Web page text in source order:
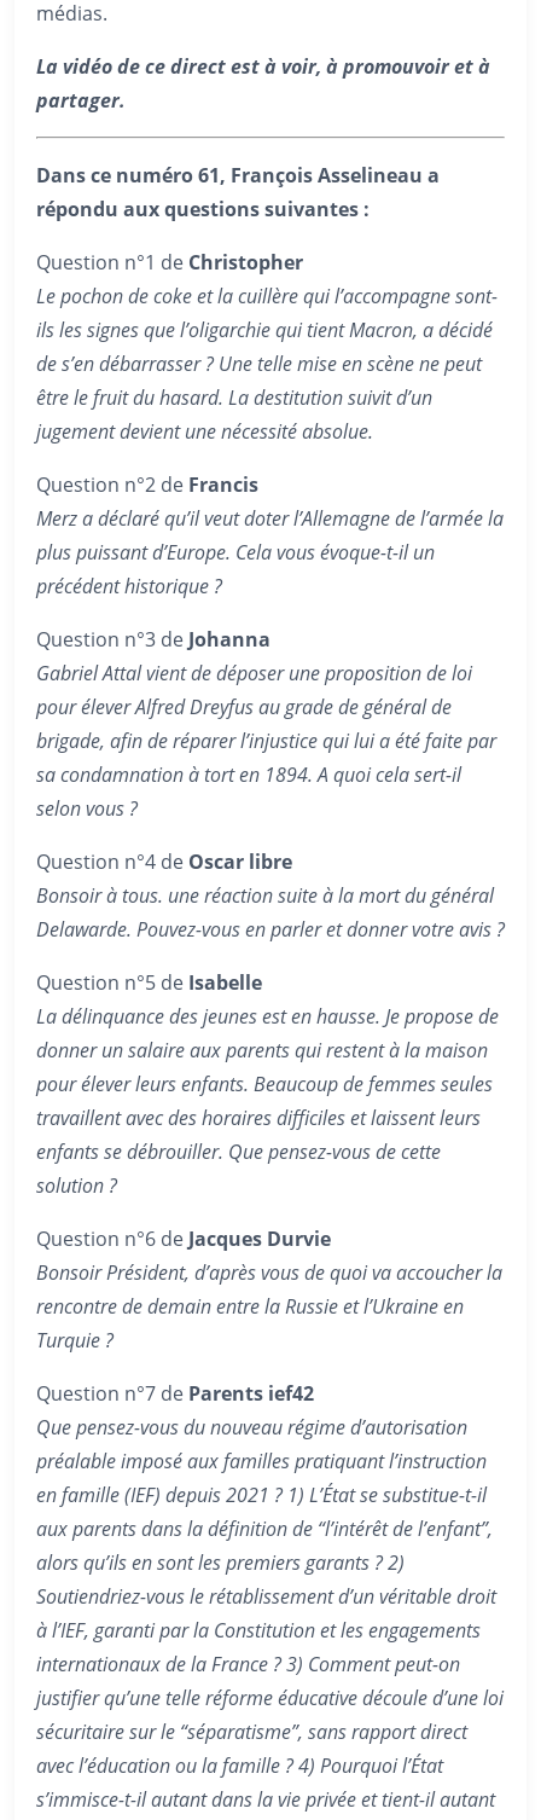
médias.
La vidéo de ce direct est à voir, à promouvoir et à
partager.
Dans ce numéro 61, François Asselineau a
répondu aux questions suivantes :
Question n°1 de Christopher
Le pochon de coke et la cuillère qui l’accompagne sont-
ils les signes que l’oligarchie qui tient Macron, a décidé
de s’en débarrasser ? Une telle mise en scène ne peut
être le fruit du hasard. La destitution suivit d’un
jugement devient une nécessité absolue.
Question n°2 de Francis
Merz a déclaré qu’il veut doter l’Allemagne de l’armée la
plus puissant d’Europe. Cela vous évoque-t-il un
précédent historique ?
Question n°3 de Johanna
Gabriel Attal vient de déposer une proposition de loi
pour élever Alfred Dreyfus au grade de général de
brigade, afin de réparer l’injustice qui lui a été faite par
sa condamnation à tort en 1894. A quoi cela sert-il
selon vous ?
Question n°4 de Oscar libre
Bonsoir à tous. une réaction suite à la mort du général
Delawarde. Pouvez-vous en parler et donner votre avis ?
Question n°5 de Isabelle
La délinquance des jeunes est en hausse. Je propose de
donner un salaire aux parents qui restent à la maison
pour élever leurs enfants. Beaucoup de femmes seules
travaillent avec des horaires difficiles et laissent leurs
enfants se débrouiller. Que pensez-vous de cette
solution ?
Question n°6 de Jacques Durvie
Bonsoir Président, d’après vous de quoi va accoucher la
rencontre de demain entre la Russie et l’Ukraine en
Turquie ?
Question n°7 de Parents ief42
Que pensez-vous du nouveau régime d’autorisation
préalable imposé aux familles pratiquant l’instruction
en famille (IEF) depuis 2021 ? 1) L’État se substitue-t-il
aux parents dans la définition de “l’intérêt de l’enfant”,
alors qu’ils en sont les premiers garants ? 2)
Soutiendriez-vous le rétablissement d’un véritable droit
à l’IEF, garanti par la Constitution et les engagements
internationaux de la France ? 3) Comment peut-on
justifier qu’une telle réforme éducative découle d’une loi
sécuritaire sur le “séparatisme”, sans rapport direct
avec l’éducation ou la famille ? 4) Pourquoi l’État
s’immisce-t-il autant dans la vie privée et tient-il autant